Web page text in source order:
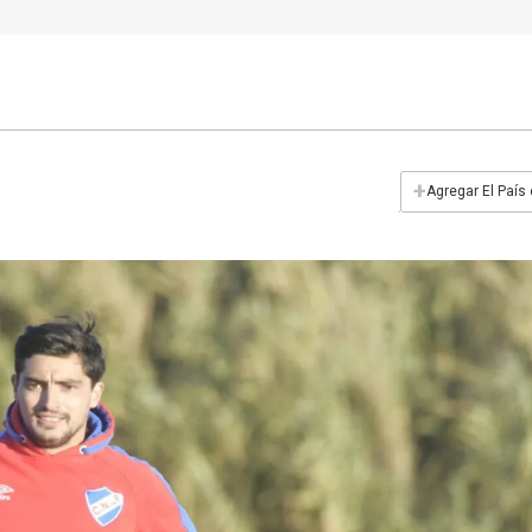
+Agregar El País